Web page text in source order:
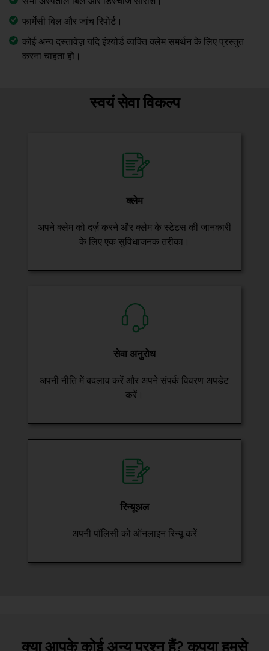
फार्मेसी बिल और जांच रिपोर्ट।
कोई अन्य दस्तावेज़ यदि इंश्योर्ड व्यक्ति क्लेम समर्थन के लिए प्रस्तुत
करना चाहता हो।
स्वयं सेवा विकल्प
क्लेम
अपने क्लेम को दर्ज़ करने और क्लेम के स्टेटस की जानकारी
के लिए एक सुविधाजनक तरीका।
सेवा अनुरोध
अपनी नीति में बदलाव करें और अपने संपर्क विवरण अपडेट
करें।
रिन्यूअल
अपनी पॉलिसी को ऑनलाइन रिन्यू करें
क्या आपके कोई अन्य प्रश्न हैं? कृपया हमसे